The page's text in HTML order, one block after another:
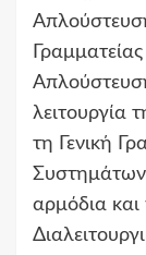
λειτουργία
τη Γενική
Συστημάτων
αρμόδια και